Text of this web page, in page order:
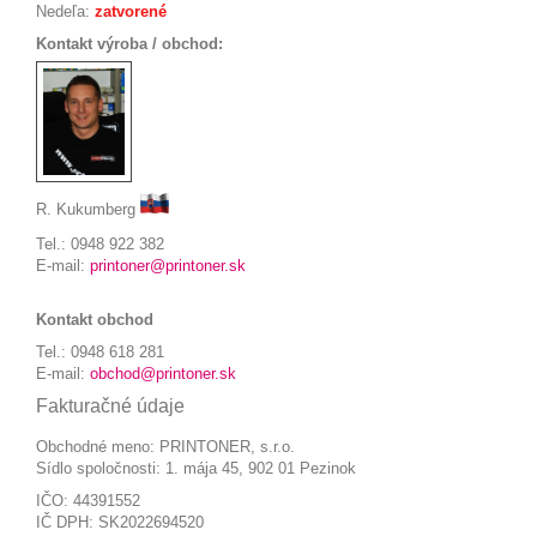
Nedeľa: zatvorené
Kontakt výroba / obchod:
R. Kukumberg
Tel.: 0948 922 382
E-mail: printoner@printoner.sk
Kontakt obchod
Tel.: 0948 618 281
E-mail: obchod@printoner.sk
Fakturačné údaje
Obchodné meno: PRINTONER, s.r.o.
Sídlo spoločnosti: 1. mája 45, 902 01 Pezinok
IČO: 44391552
IČ DPH: SK2022694520